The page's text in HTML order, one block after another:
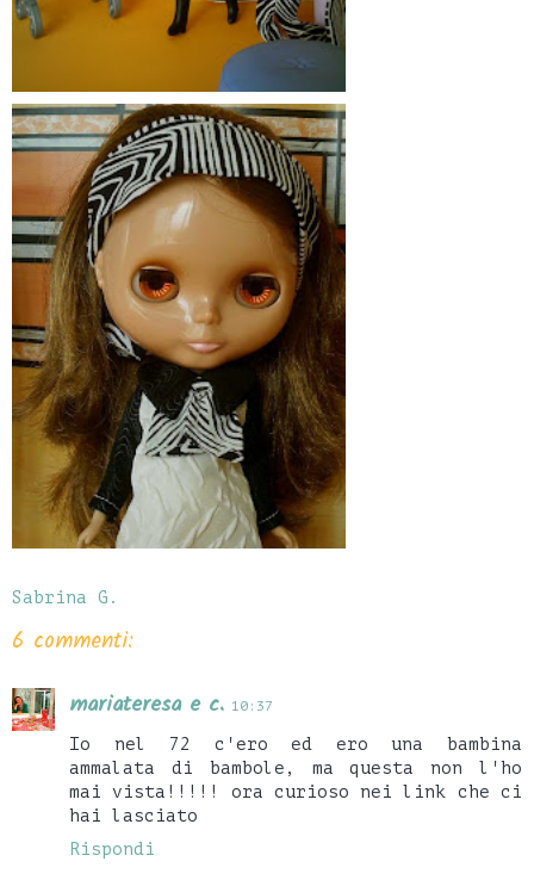
Sabrina G.
6 commenti:
mariateresa e c. 10:37
Io nel 72 c'ero ed ero una bambina
ammalata di bambole, ma questa non l'ho
mai vista!!!!! ora curioso nei link che ci
hai lasciato
Rispondi